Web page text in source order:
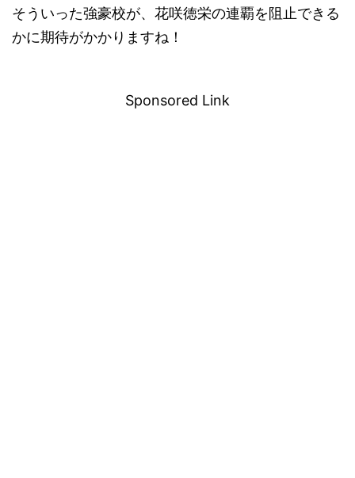
そういった強豪校が、花咲徳栄の連覇を阻止できる
かに期待がかかりますね！
Sponsored Link